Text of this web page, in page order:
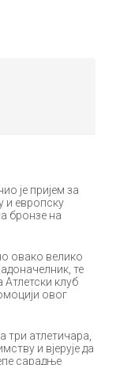
је пријем за
и европску
бронзе на
овако велико
те
Атлетски клуб
овог
три атлетичара,
и вјерује да
сарадње